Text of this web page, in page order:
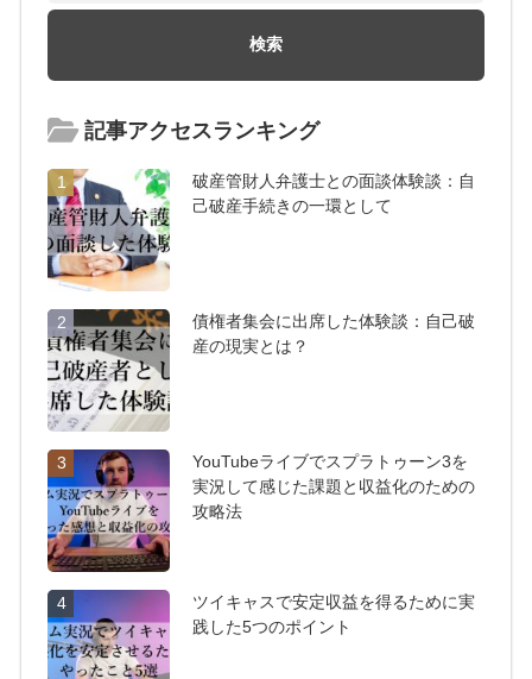
記事アクセスランキング
1
破産管財人弁護士との面談体験談：自
己破産手続きの一環として
2
債権者集会に出席した体験談：自己破
産の現実とは？
3
YouTubeライブでスプラトゥーン3を
実況して感じた課題と収益化のための
攻略法
4
ツイキャスで安定収益を得るために実
践した5つのポイント